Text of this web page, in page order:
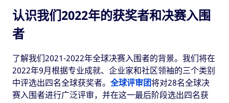
认识我们2022年的获奖者和决赛入围
者
了解我们2021-2022年全球决赛入围者的背景。我们将在
2022年9月根据专业成就、企业家和社区领袖的三个类别
中评选出四名全球获奖者。 全球评审团将对28名全球决
赛入围者进行广泛评审，并在这一最后阶段选出四名获